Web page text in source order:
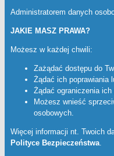
Administratorem danych
JAKIE MASZ PRAWA?
Możesz w każdej chwili:
Zażądać dostępu do
Żądać ich poprawiania
Żądać ograniczenia ich
Możesz wnieść
osobowych.
Więcej informacji nt. Twoich
Polityce Bezpieczeństwa.